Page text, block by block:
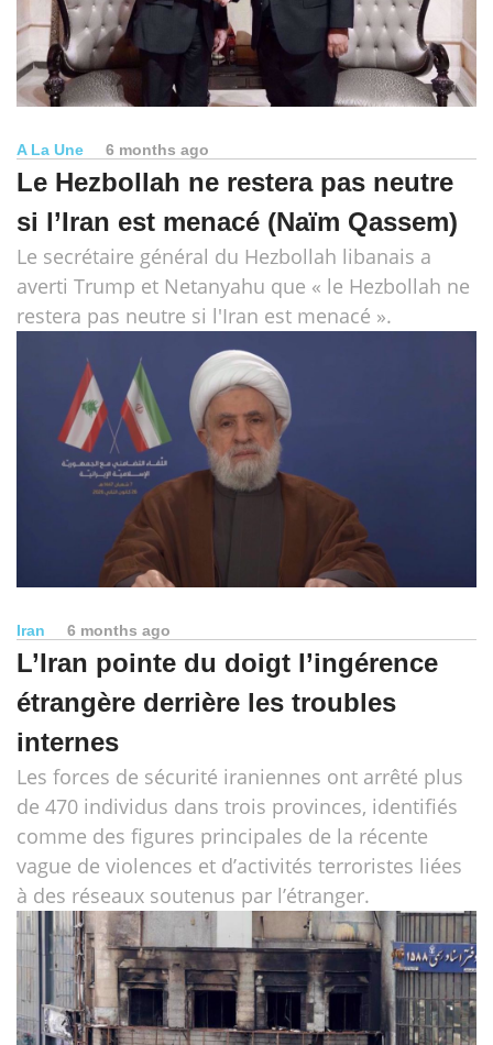
A La Une 6 months ago
Le Hezbollah ne restera pas neutre
si l’Iran est menacé (Naïm Qassem)
Le secrétaire général du Hezbollah libanais a
averti Trump et Netanyahu que « le Hezbollah ne
restera pas neutre si l'Iran est menacé ».
Iran 6 months ago
L’Iran pointe du doigt l’ingérence
étrangère derrière les troubles
internes
Les forces de sécurité iraniennes ont arrêté plus
de 470 individus dans trois provinces, identifiés
comme des figures principales de la récente
vague de violences et d’activités terroristes liées
à des réseaux soutenus par l’étranger.